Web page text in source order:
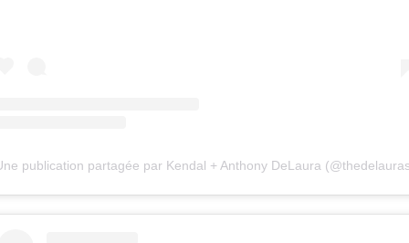
publication partagée par Kendal + Anthony DeLaura